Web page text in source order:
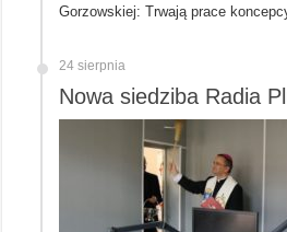
Gorzowskiej: Trwają prace
24 sierpnia
Nowa siedziba Radia